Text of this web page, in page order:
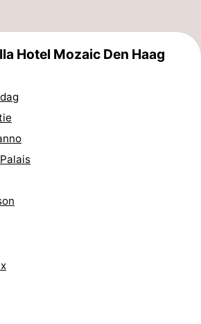
Hotel Mozaic Den Haag